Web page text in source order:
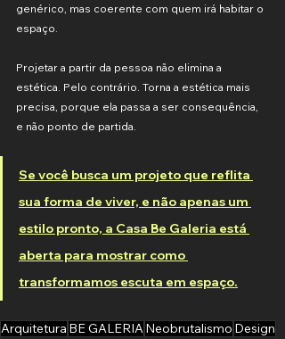
genérico, mas coerente com quem irá habitar o
espaço.
Projetar a partir da pessoa não elimina a
estética. Pelo contrário. Torna a estética mais
precisa, porque ela passa a ser consequência,
e não ponto de partida.
Se você busca um projeto que reflita
sua forma de viver, e não apenas um
estilo pronto, a Casa Be Galeria está
aberta para mostrar como
transformamos escuta em espaço.
Arquitetura BE GALERIANeobrutalismo Design